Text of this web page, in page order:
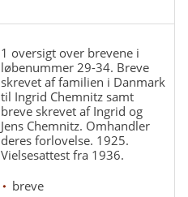
1 oversigt over brevene i
løbenummer 29-34. Breve
skrevet af familien i Danmark
til Ingrid Chemnitz samt
breve skrevet af Ingrid og
Jens Chemnitz. Omhandler
deres forlovelse. 1925.
Vielsesattest fra 1936.
breve